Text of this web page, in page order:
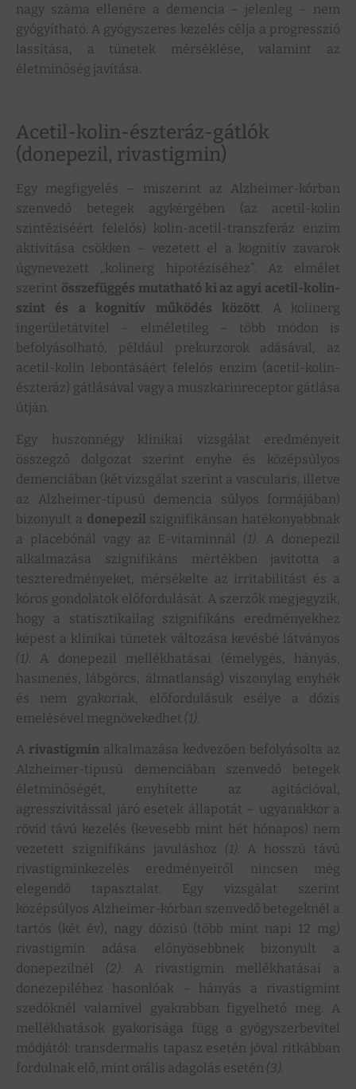
nagy száma ellenére a demencia – jelenleg – nem
gyógyítható. A gyógyszeres kezelés célja a progresszió
lassítása, a tünetek mérséklése, valamint az
életminőség javítása.
Acetil-kolin-észteráz-gátlók
(donepezil, rivastigmin)
Egy megfigyelés – miszerint az Alzheimer-kórban
szenvedő betegek agykérgében (az acetil-kolin
szintéziséért felelős) kolin-acetil-transzferáz enzim
aktivitása csökken – vezetett el a kognitív zavarok
úgynevezett „kolinerg hipotéziséhez”. Az elmélet
szerint összefüggés mutatható ki az agyi acetil-kolin-
szint és a kognitív működés között. A kolinerg
ingerületátvitel – elméletileg – több módon is
befolyásolható, például prekurzorok adásával, az
acetil-kolin lebontásáért felelős enzim (acetil-kolin-
észteráz) gátlásával vagy a muszkarinreceptor gátlása
útján.
Egy huszonnégy klinikai vizsgálat eredményeit
összegző dolgozat szerint enyhe és középsúlyos
demenciában (két vizsgálat szerint a vascularis, illetve
az Alzheimer-típusú demencia súlyos formájában)
bizonyult a donepezilszignifikánsan hatékonyabbnak
a placebónál vagy az E-vitaminnál (1). A donepezil
alkalmazása szignifikáns mértékben javította a
teszteredményeket, mérsékelte az irritabilitást és a
kóros gondolatok előfordulását. A szerzők megjegyzik,
hogy a statisztikailag szignifikáns eredményekhez
képest a klinikai tünetek változása kevésbé látványos
(1). A donepezil mellékhatásai (émelygés, hányás,
hasmenés, lábgörcs, álmatlanság) viszonylag enyhék
és nem gyakoriak, előfordulásuk esélye a dózis
emelésével megnövekedhet (1).
A rivastigmin alkalmazása kedvezően befolyásolta az
Alzheimer-típusú demenciában szenvedő betegek
életminőségét, enyhítette az agitációval,
agresszivitással járó esetek állapotát – ugyanakkor a
rövid távú kezelés (kevesebb mint hét hónapos) nem
vezetett szignifikáns javuláshoz (1). A hosszú távú
rivastigminkezelés eredményeiről nincsen még
elegendő tapasztalat. Egy vizsgálat szerint
középsúlyos Alzheimer-kórban szenvedő betegeknél a
tartós (két év), nagy dózisú (több mint napi 12 mg)
rivastigmin adása előnyösebbnek bizonyult a
donepezilnél (2). A rivastigmin mellékhatásai a
donezepiléhez hasonlóak – hányás a rivastigmint
szedőknél valamivel gyakrabban figyelhető meg. A
mellékhatások gyakorisága függ a gyógyszerbevitel
módjától: transdermalis tapasz esetén jóval ritkábban
fordulnak elő, mint orális adagolás esetén (3).